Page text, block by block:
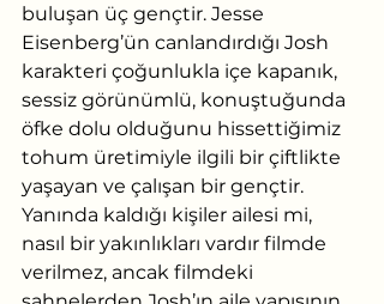
buluşan üç gençtir. Jesse
Eisenberg’ün canlandırdığı Josh
karakteri çoğunlukla içe kapanık,
sessiz görünümlü, konuştuğunda
öfke dolu olduğunu hissettiğimiz
tohum üretimiyle ilgili bir çiftlikte
yaşayan ve çalışan bir gençtir.
Yanında kaldığı kişiler ailesi mi,
nasıl bir yakınlıkları vardır filmde
verilmez, ancak filmdeki